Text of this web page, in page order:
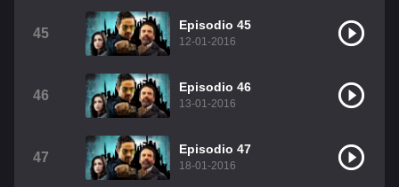
45
Episodio 45
12-01-2016
46
Episodio 46
13-01-2016
47
Episodio 47
18-01-2016